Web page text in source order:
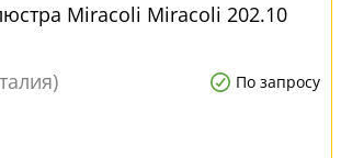
Miracoli Miracoli 202.10
По запросу